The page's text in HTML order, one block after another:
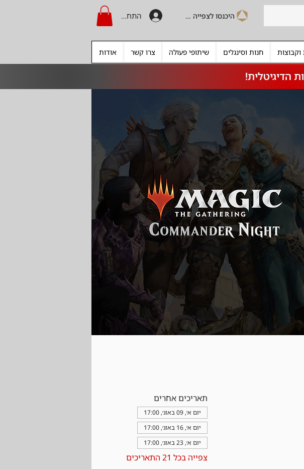
התחברות היכנסו לצפייה בקרדיט
וקבוצות חנות וסינגלים שיתופי פעולה צרו קשר אודות
הדיגיטלית!
תאריכים אחרים
יום א׳, 09 באוג׳, 17:00
יום א׳, 16 באוג׳, 17:00
יום א׳, 23 באוג׳, 17:00
צפייה בכל 21 התאריכים